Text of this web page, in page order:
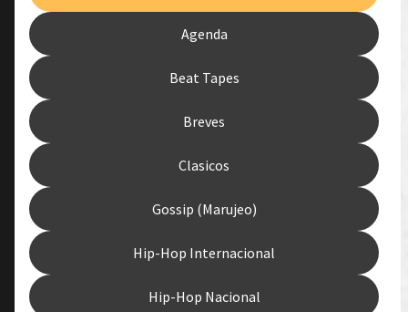
Agenda
Beat Tapes
Breves
Clasicos
Gossip (Marujeo)
Hip-Hop Internacional
Hip-Hop Nacional